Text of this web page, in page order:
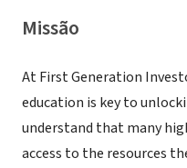
Missão
At First Generation
education is key to
understand that many
access to the resources